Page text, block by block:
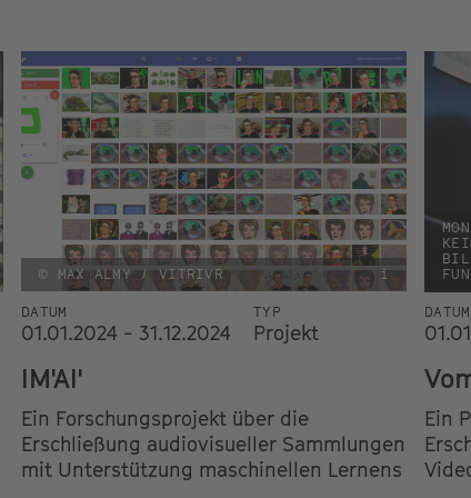
© MAX ALMY / VITRIVR i
DATUM
01.01.2024 - 31.12.2024
TYP
Projekt
IM'AI'
Ein Forschungsprojekt über die
Erschließung audiovisueller Sammlungen
mit Unterstützung maschinellen Lernens
DATUM
Ein